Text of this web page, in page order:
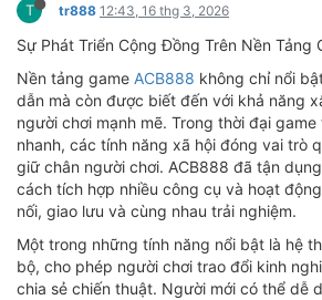
T tr888 12:43, 16 thg 3, 2026
Sự Phát Triển Cộng Đồng Trên Nền Tảng
Nền tảng game ACB888 không chỉ nổi
dẫn mà còn được biết đến với khả năng
người chơi mạnh mẽ. Trong thời đại
nhanh, các tính năng xã hội đóng vai trò
giữ chân người chơi. ACB888 đã tận
cách tích hợp nhiều công cụ và hoạt
nối, giao lưu và cùng nhau trải nghiệm.
Một trong những tính năng nổi bật là hệ
bộ, cho phép người chơi trao đổi kinh
chia sẻ chiến thuật. Người mới có thể dễ